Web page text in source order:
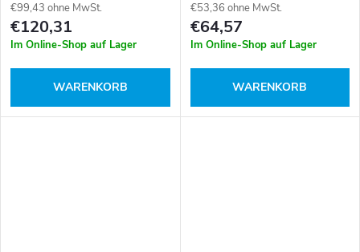
€99,43 ohne MwSt.
€120,31
Im Online-Shop auf Lager
WARENKORB
€53,36 ohne MwSt.
€64,57
Im Online-Shop auf Lager
WARENKORB